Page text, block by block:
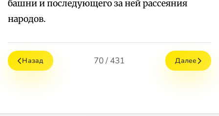
башни и последующего за ней рассеяния
народов.
Назад 70 / 431 Далее